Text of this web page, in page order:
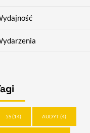
5S(14) AUDYT(4)